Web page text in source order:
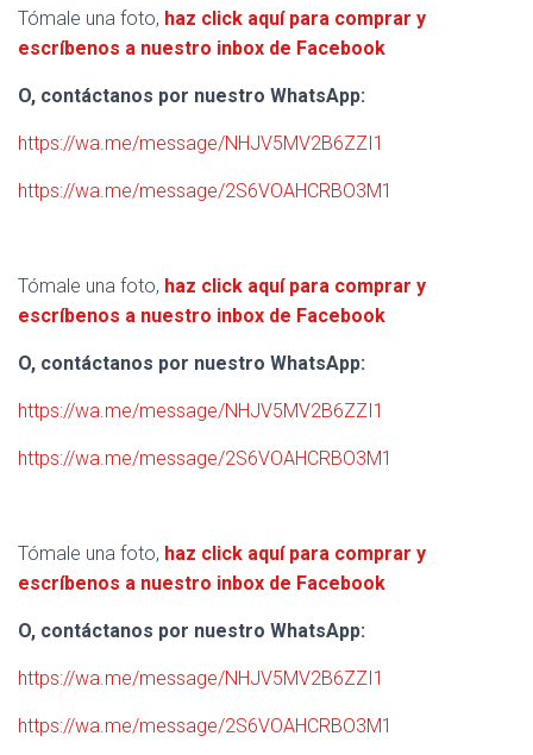
Tómale una foto, haz click aquí para comprar y
escríbenos a nuestro inbox de Facebook
O, contáctanos por nuestro WhatsApp:
https://wa.me/message/NHJV5MV2B6ZZI1
https://wa.me/message/2S6VOAHCRBO3M1
Tómale una foto, haz click aquí para comprar y
escríbenos a nuestro inbox de Facebook
O, contáctanos por nuestro WhatsApp:
https://wa.me/message/NHJV5MV2B6ZZI1
https://wa.me/message/2S6VOAHCRBO3M1
Tómale una foto, haz click aquí para comprar y
escríbenos a nuestro inbox de Facebook
O, contáctanos por nuestro WhatsApp:
https://wa.me/message/NHJV5MV2B6ZZI1
https://wa.me/message/2S6VOAHCRBO3M1